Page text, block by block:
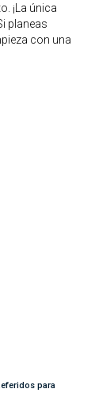
¡La única
planeas
con una
para